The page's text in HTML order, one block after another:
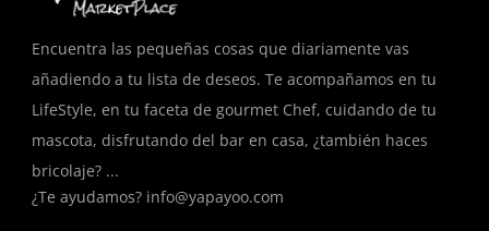
Encuentra las pequeñas cosas que diariamente vas
añadiendo a tu lista de deseos. Te acompañamos en tu
LifeStyle, en tu faceta de gourmet Chef, cuidando de tu
mascota, disfrutando del bar en casa, ¿también haces
bricolaje? ...
¿Te ayudamos? info@yapayoo.com